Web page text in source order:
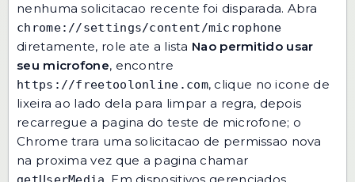
nenhuma solicitacao recente foi disparada. Abra
chrome://settings/content/microphone
diretamente, role ate a lista Nao permitido usar
seu microfone, encontre
https://freetoolonline.com, clique no icone de
lixeira ao lado dela para limpar a regra, depois
recarregue a pagina do teste de microfone; o
Chrome trara uma solicitacao de permissao nova
na proxima vez que a pagina chamar